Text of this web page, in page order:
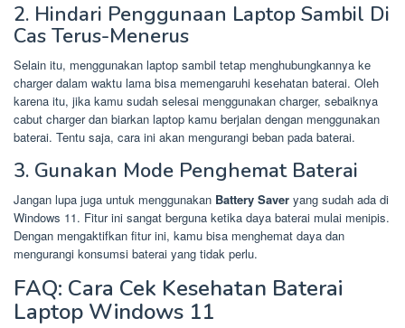
2. Hindari Penggunaan Laptop Sambil Di
Cas Terus-Menerus
Selain itu, menggunakan laptop sambil tetap menghubungkannya ke
charger dalam waktu lama bisa memengaruhi kesehatan baterai. Oleh
karena itu, jika kamu sudah selesai menggunakan charger, sebaiknya
cabut charger dan biarkan laptop kamu berjalan dengan menggunakan
baterai. Tentu saja, cara ini akan mengurangi beban pada baterai.
3. Gunakan Mode Penghemat Baterai
Jangan lupa juga untuk menggunakan Battery Saver yang sudah ada di
Windows 11. Fitur ini sangat berguna ketika daya baterai mulai menipis.
Dengan mengaktifkan fitur ini, kamu bisa menghemat daya dan
mengurangi konsumsi baterai yang tidak perlu.
FAQ: Cara Cek Kesehatan Baterai
Laptop Windows 11